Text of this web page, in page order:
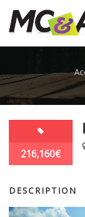
216,160€
DESCRIPTION